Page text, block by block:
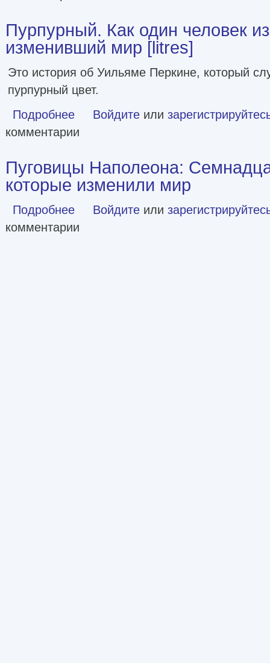
Пурпурный. Как один человек
изменивший мир [litres]
Это история об Уильяме Перкине, который
пурпурный цвет.
Подробнее о Пурпурный. Как один человек изобрел цвет,
Войдите или
комментарии
Пуговицы Наполеона:
которые изменили мир
Подробнее о Пуговицы Наполеона: Семнадцать молекул, которые
Войдите или
комментарии